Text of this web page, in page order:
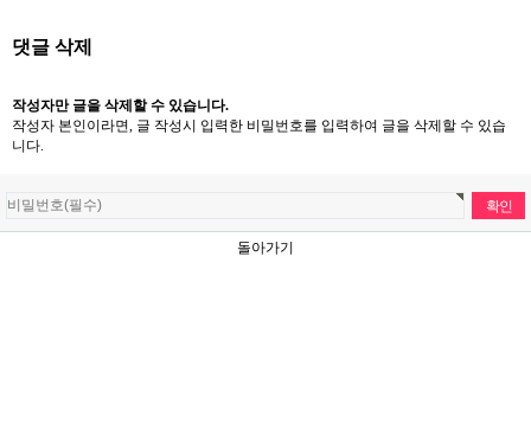
댓글 삭제
작성자만 글을 삭제할 수 있습니다.
작성자 본인이라면, 글 작성시 입력한 비밀번호를 입력하여 글을 삭제할 수 있습
니다.
돌아가기